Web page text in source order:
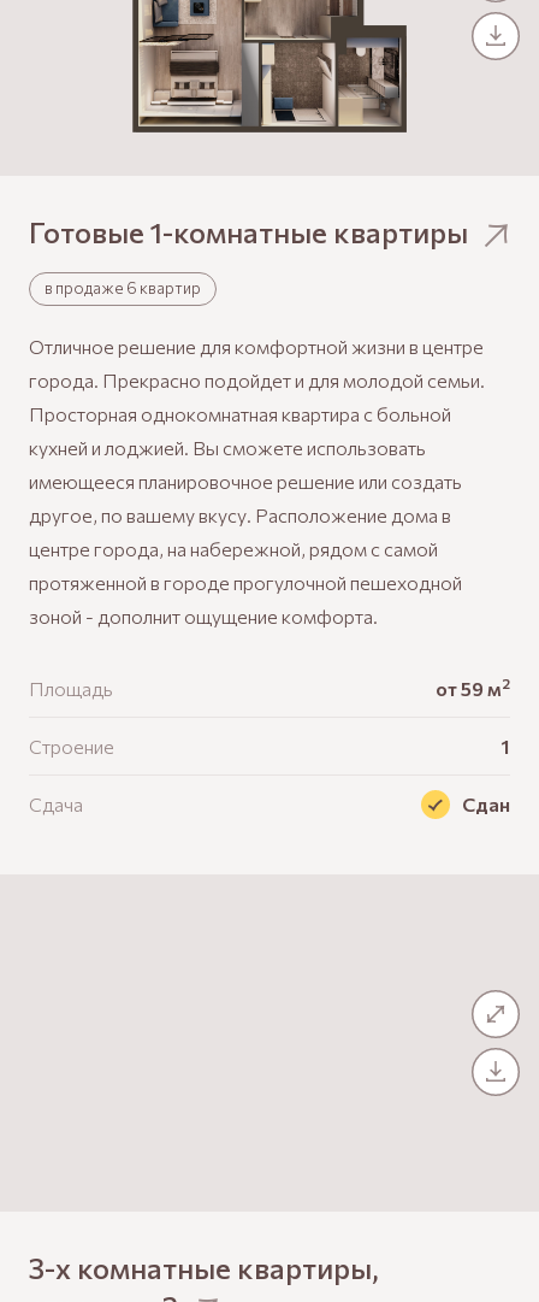
Готовые 1-комнатные квартиры
в продаже 6 квартир
Отличное решение для комфортной жизни в центре
города. Прекрасно подойдет и для молодой семьи.
Просторная однокомнатная квартира с больной
кухней и лоджией. Вы сможете использовать
имеющееся планировочное решение или создать
другое, по вашему вкусу. Расположение дома в
центре города, на набережной, рядом с самой
протяженной в городе прогулочной пешеходной
зоной - дополнит ощущение комфорта.
Площадь от 59 м2
Строение 1
Сдача Сдан
3-х комнатные квартиры,